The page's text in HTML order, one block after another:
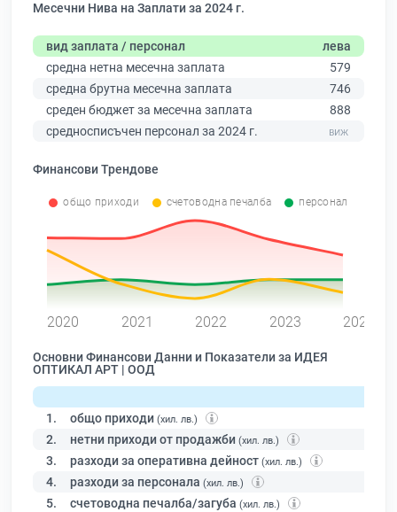
Месечни Нива на Заплати за 2024 г.
вид заплата / персонал
лева
средна нетна месечна заплата
579
средна брутна месечна заплата
746
среден бюджет за месечна заплата
888
средносписъчен персонал за 2024 г.
Финансови Трендове
общо приходи счетоводна печалба персонал
2020 2021 2022 2023 2024
Основни Финансови Данни и Показатели за ИДЕЯ
ОПТИКАЛ АРТ | ООД
1. общо приходи (хил. лв.)
2. нетни приходи от продажби (хил. лв.)
3. разходи за оперативна дейност (хил. лв.)
4. разходи за персонала (хил. лв.)
5. счетоводна печалба/загуба (хил. лв.)